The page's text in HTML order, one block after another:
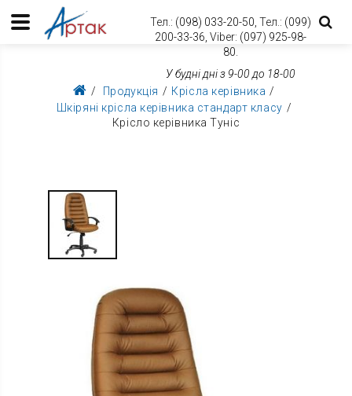
Тел.: (098) 033-20-50, Тел.: (099)
200-33-36, Viber: (097) 925-98-
80.
У будні дні з 9-00 до 18-00
Продукція
Крісла керівника
Шкіряні крісла керівника стандарт класу
Крісло керівника Туніс